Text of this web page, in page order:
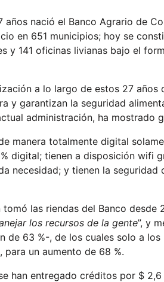
años nació el Banco Agrario de
en 651 municipios; hoy se
141 oficinas livianas bajo el
a lo largo de estos 27
y garantizan la seguridad
administración, ha mostrado
manera totalmente digital
digital; tienen a disposición wifi
y tienen la seguridad
las riendas del Banco desde
los recursos de la gente”, y
63 %-, de los cuales solo a
un aumento de 68 %.
han entregado créditos por $